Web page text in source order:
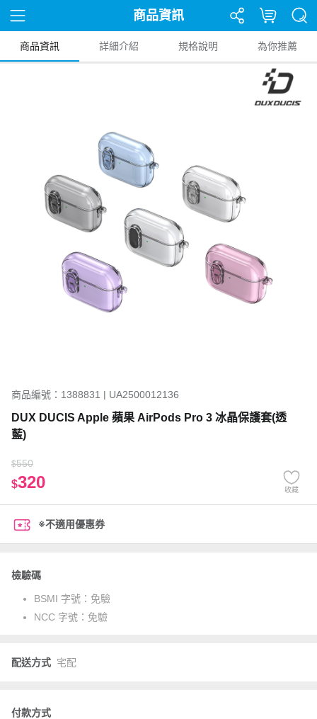
商品資訊
商品資訊 詳細介紹 規格說明 為你推薦
商品編號：1388831 | UA2500012136
DUX DUCIS Apple 蘋果 AirPods Pro 3 冰晶保護套(透
藍)
$550
$320 收藏
※不適用優惠券
檢驗碼
BSMI 字號： 免驗
NCC 字號： 免驗
配送方式 宅配
付款方式